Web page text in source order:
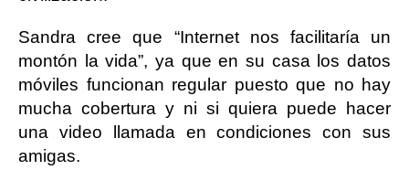
Sandra cree que “Internet nos facilitaría un
montón la vida”, ya que en su casa los datos
móviles funcionan regular puesto que no hay
mucha cobertura y ni si quiera puede hacer
una video llamada en condiciones con sus
amigas.